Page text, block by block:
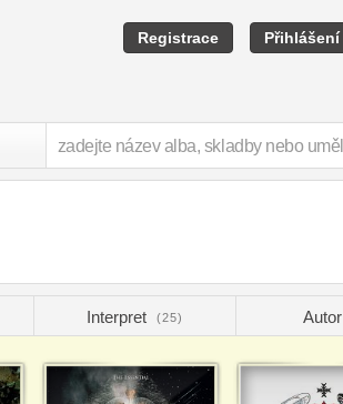
Registrace Přihlášení
Interpret (25) Autor